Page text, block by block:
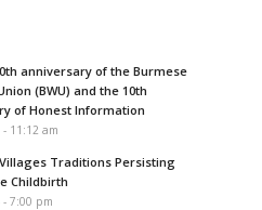
anniversary of the Burmese
(BWU) and the 10th
of Honest Information
11:12 am
Traditions Persisting
Childbirth
7:00 pm